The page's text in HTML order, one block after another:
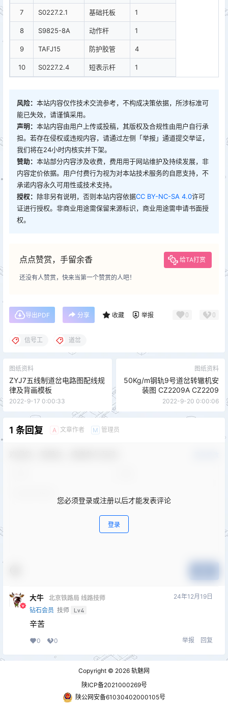
7 S0227.2.1 基础托板 1
8 S9825-8A 动作杆 1
9 TAFJ15 防护胶管 4
10 S0227.2.4 短表示杆 1
风险： 本站内容仅作技术交流参考，不构成决策依据，所涉标准可
能已失效，请谨慎采用。
声明： 本站内容由用户上传或投稿，其版权及合规性由用户自行承
担。若存在侵权或违规内容，请通过左侧「举报」通道提交举证，
我们将在24小时内核实并下架。
赞助： 本站部分内容涉及收费，费用用于网站维护及持续发展，非
内容定价依据。用户付费行为视为对本站技术服务的自愿支持，不
承诺内容永久可用性或技术支持。
授权： 除非另有说明，否则本站内容依据CC BY-NC-SA 4.0许可
证进行授权。非商业用途需保留来源标识，商业用途需申请书面授
权。
点点赞赏，手留余香 给TA打赏
还没有人赞赏，快来当第一个赞赏的人吧！
导出PDF 分享 收藏 举报 0 0
信号工 道岔
图纸资料
ZYJ7五线制道岔电路图配线规
律及背画模板
2022-9-17 0:00:33
图纸资料
50Kg/m钢轨9号道岔转辙机安
装图 CZ2209A CZ2209
2022-9-20 0:00:06
1 条回复 A 文章作者 M 管理员
您必须登录或注册以后才能发表评论
登录
大牛
北京铁路局 线路技师
钻石会员 技师 Lv4
24年12月19日
辛苦
0 0 举报 回复
Copyright © 2026 轨魅网
陕ICP备2021000269号
陕公网安备61030402000105号